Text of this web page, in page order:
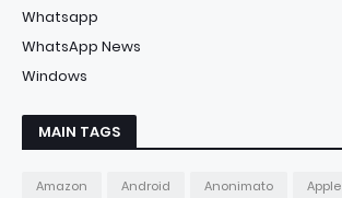
Whatsapp
WhatsApp News
Windows
MAIN TAGS
Amazon Android Anonimato
Apple